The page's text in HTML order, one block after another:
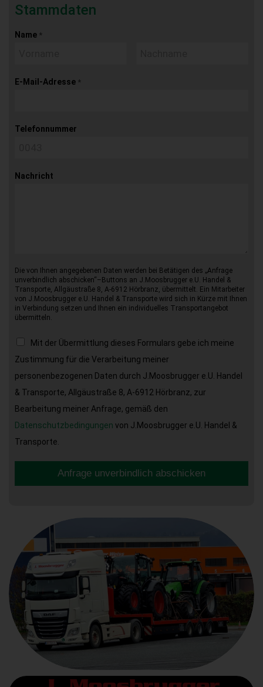
Stammdaten
Name *
E-Mail-Adresse *
Telefonnummer
Nachricht
Die von Ihnen angegebenen Daten werden bei Betätigen des „Anfrage
unverbindlich abschicken“–Buttons an J.Moosbrugger e.U. Handel &
Transporte, Allgäustraße 8, A-6912 Hörbranz, übermittelt. Ein Mitarbeiter
von J.Moosbrugger e.U. Handel & Transporte wird sich in Kürze mit Ihnen
in Verbindung setzen und Ihnen ein individuelles Transportangebot
übermitteln.
Mit der Übermittlung dieses Formulars gebe ich meine
Zustimmung für die Verarbeitung meiner
personenbezogenen Daten durch J.Moosbrugger e.U. Handel
& Transporte, Allgäustraße 8, A-6912 Hörbranz, zur
Bearbeitung meiner Anfrage, gemäß den
Datenschutzbedingungen von J.Moosbrugger e.U. Handel &
Transporte.
Anfrage unverbindlich abschicken